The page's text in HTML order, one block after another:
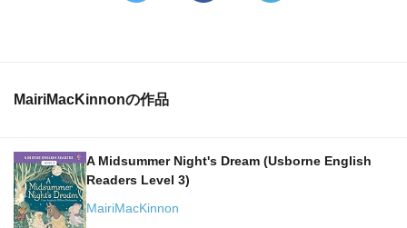
MairiMacKinnonの作品
A Midsummer Night's Dream (Usborne English
Readers Level 3)
MairiMacKinnon